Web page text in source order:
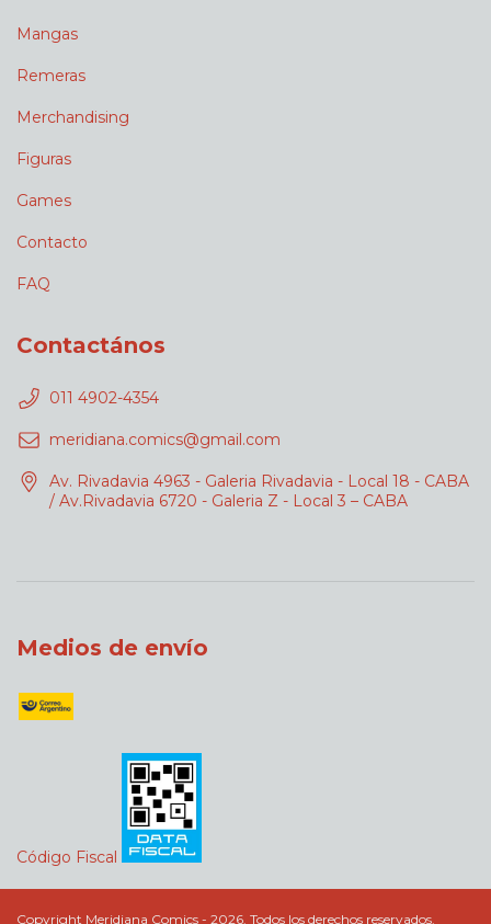
Mangas
Remeras
Merchandising
Figuras
Games
Contacto
FAQ
Contactános
011 4902-4354
meridiana.comics@gmail.com
Av. Rivadavia 4963 - Galeria Rivadavia - Local 18 - CABA
/ Av.Rivadavia 6720 - Galeria Z - Local 3 – CABA
Medios de envío
Código Fiscal
Copyright Meridiana Comics - 2026. Todos los derechos reservados.